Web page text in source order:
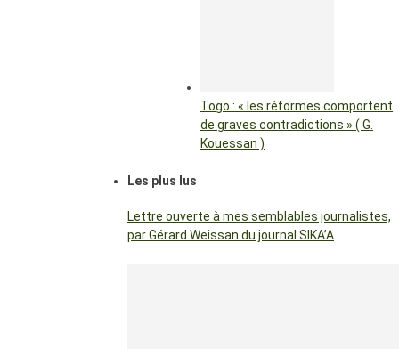
Togo : « les réformes comportent
de graves contradictions » ( G.
Kouessan )
Les plus lus
Lettre ouverte à mes semblables journalistes,
par Gérard Weissan du journal SIKA’A